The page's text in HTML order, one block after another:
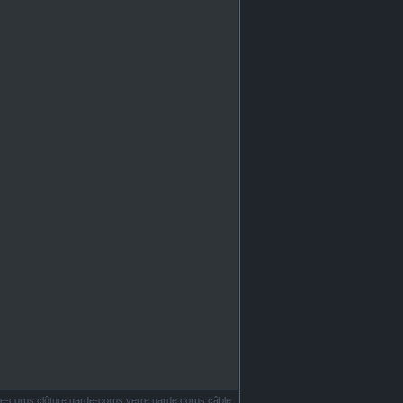
corps clôture garde-corps verre garde corps câble